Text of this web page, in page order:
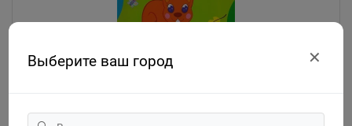
Выберите ваш город ✕
помощью наклеек и карандашей одинаковыми.Развиваю